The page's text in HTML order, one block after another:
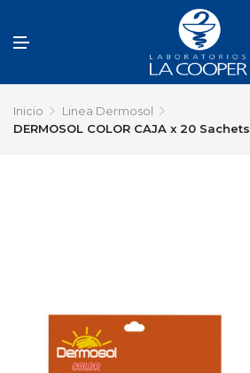
Inicio
Linea Dermosol
DERMOSOL COLOR CAJA x 20 Sachets